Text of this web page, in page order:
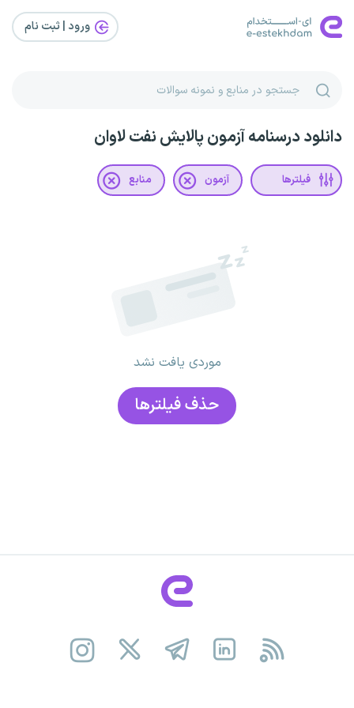
ورود | ثبت‌ نام
دانلود درسنامه آزمون پالایش نفت لاوان
فیلترها آزمون منابع
موردی یافت نشد
حذف فیلتر‌ها